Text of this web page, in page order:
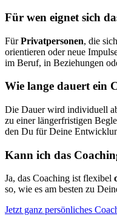
Für wen eignet sich
FürPrivatpersonen, die
orientieren oder neue
im Beruf, in Beziehungen
Wie lange dauert ein
Die Dauer wird individuell
zu einer längerfristigen
den Du für Deine
Kann ich das
Ja, das Coaching ist flexibel
so, wie es am besten zu
Jetzt ganz persönliches